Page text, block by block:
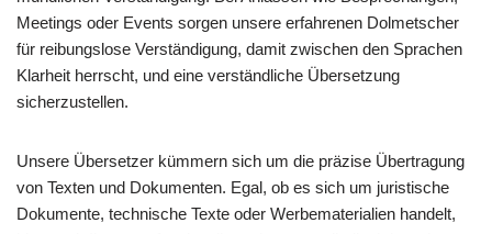
Meetings oder Events sorgen unsere erfahrenen Dolmetscher
für reibungslose Verständigung, damit zwischen den Sprachen
Klarheit herrscht, und eine verständliche Übersetzung
sicherzustellen.
Unsere Übersetzer kümmern sich um die präzise Übertragung
von Texten und Dokumenten. Egal, ob es sich um juristische
Dokumente, technische Texte oder Werbematerialien handelt,